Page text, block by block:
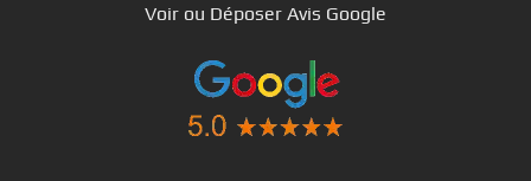
Voir ou Déposer Avis Google